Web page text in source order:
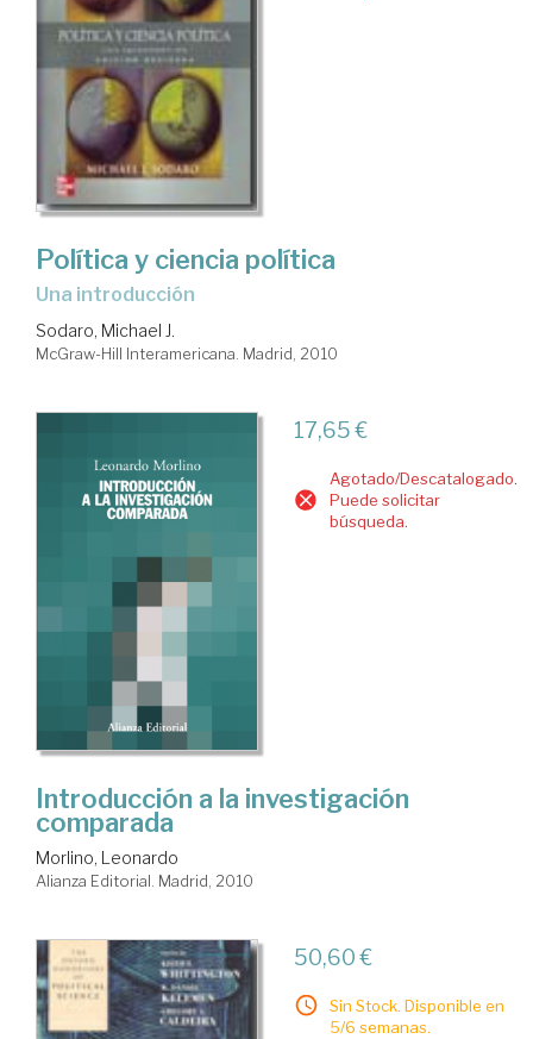
Política y ciencia política
una introducción
Sodaro, Michael J.
McGraw-Hill Interamericana. Madrid, 2010
17,65 €
Agotado/Descatalogado.
Puede solicitar
búsqueda.
Introducción a la investigación
comparada
Morlino, Leonardo
Alianza Editorial. Madrid, 2010
50,60 €
Sin Stock. Disponible en
5/6 semanas.